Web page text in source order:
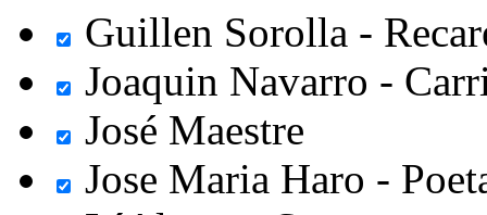
Guillen Sorolla -
Joaquin Navarro -
José Maestre
Jose Maria Haro -